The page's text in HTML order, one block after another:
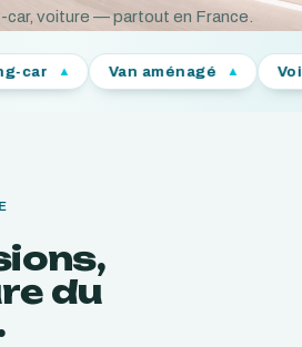
car, voiture — partout en France.
Van aménagé Voiture
du